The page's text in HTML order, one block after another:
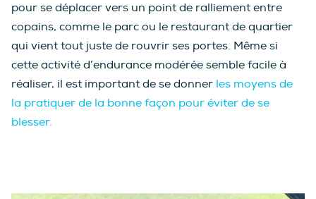
pour se déplacer vers un point de ralliement entre
copains, comme le parc ou le restaurant de quartier
qui vient tout juste de rouvrir ses portes. Même si
cette activité d’endurance modérée semble facile à
réaliser, il est important de se donner les moyens de
la pratiquer de la bonne façon pour éviter de se
blesser.